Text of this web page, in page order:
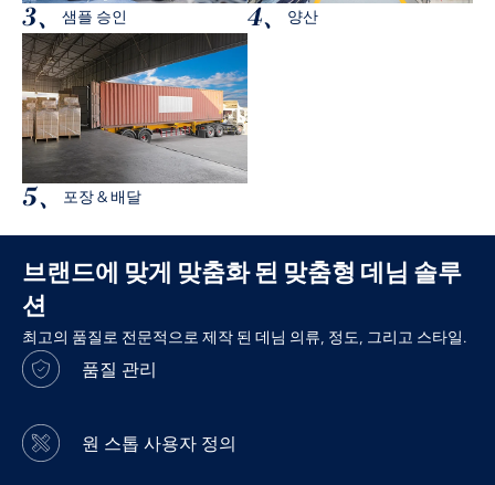
3、 샘플 승인 4、 양산
5、 포장 & 배달
브랜드에 맞게 맞춤화 된 맞춤형 데님 솔루
션
최고의 품질로 전문적으로 제작 된 데님 의류, 정도, 그리고 스타일.
품질 관리
원 스톱 사용자 정의